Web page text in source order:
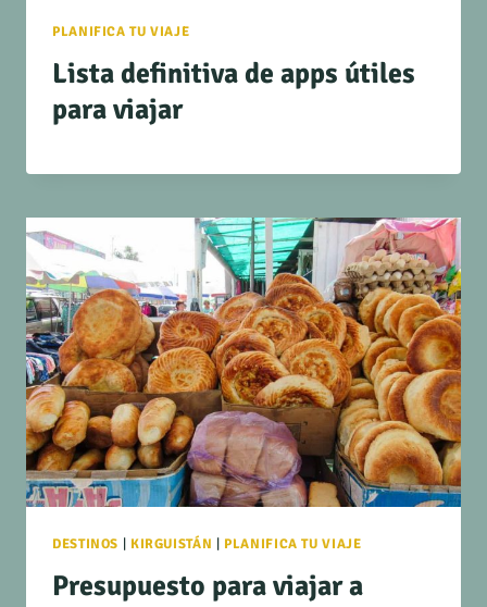
PLANIFICA TU VIAJE
Lista definitiva de apps útiles
para viajar
DESTINOS | KIRGUISTÁN | PLANIFICA TU VIAJE
Presupuesto para viajar a